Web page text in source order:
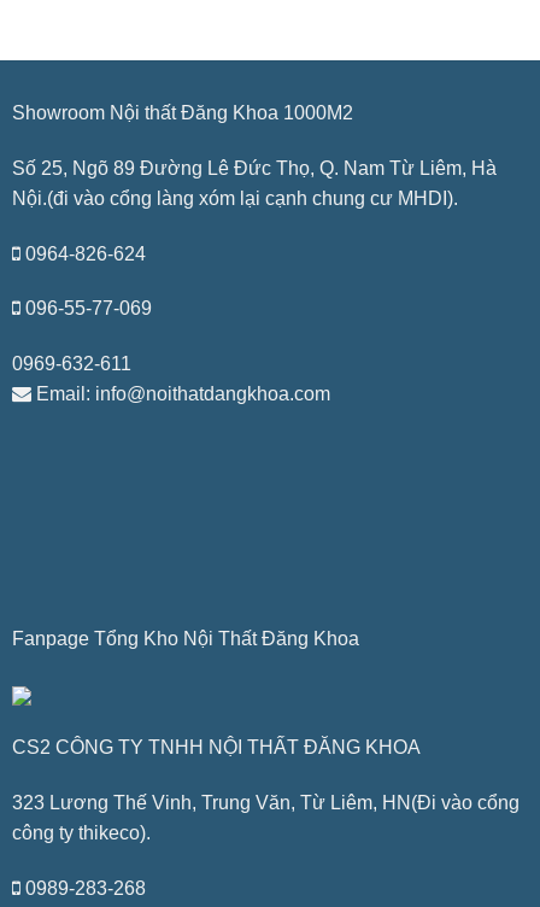
Showroom Nội thất Đăng Khoa 1000M2
Số 25, Ngõ 89 Đường Lê Đức Thọ, Q. Nam Từ Liêm, Hà
Nội.(đi vào cổng làng xóm lại cạnh chung cư MHDI).
0964-826-624
096-55-77-069
0969-632-611
Email: info@noithatdangkhoa.com
Fanpage Tổng Kho Nội Thất Đăng Khoa
CS2 CÔNG TY TNHH NỘI THẤT ĐĂNG KHOA
323 Lương Thế Vinh, Trung Văn, Từ Liêm, HN(Đi vào cổng
công ty thikeco).
0989-283-268